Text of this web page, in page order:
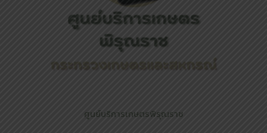
ศูนย์บริการเกษตรพิรุณราช